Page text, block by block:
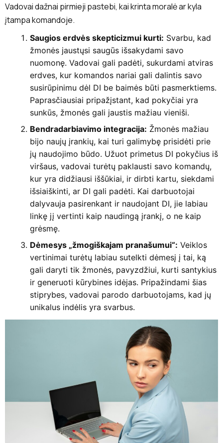
Vadovai dažnai pirmieji pastebi, kai krinta moralė ar kyla
įtampa komandoje.
Saugios erdvės skepticizmui kurti: Svarbu, kad
žmonės jaustųsi saugūs išsakydami savo
nuomonę. Vadovai gali padėti, sukurdami atviras
erdves, kur komandos nariai gali dalintis savo
susirūpinimu dėl DI be baimės būti pasmerktiems.
Paprasčiausiai pripažįstant, kad pokyčiai yra
sunkūs, žmonės gali jaustis mažiau vieniši.
Bendradarbiavimo integracija: Žmonės mažiau
bijo naujų įrankių, kai turi galimybę prisidėti prie
jų naudojimo būdo. Užuot primetus DI pokyčius iš
viršaus, vadovai turėtų paklausti savo komandų,
kur yra didžiausi iššūkiai, ir dirbti kartu, siekdami
išsiaiškinti, ar DI gali padėti. Kai darbuotojai
dalyvauja pasirenkant ir naudojant DI, jie labiau
linkę jį vertinti kaip naudingą įrankį, o ne kaip
grėsmę.
Dėmesys „žmogiškajam pranašumui“: Veiklos
vertinimai turėtų labiau sutelkti dėmesį į tai, ką
gali daryti tik žmonės, pavyzdžiui, kurti santykius
ir generuoti kūrybines idėjas. Pripažindami šias
stiprybes, vadovai parodo darbuotojams, kad jų
unikalus indėlis yra svarbus.